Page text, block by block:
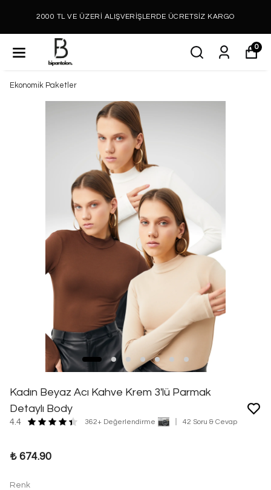
2000 TL VE ÜZERİ ALIŞVERİŞLERDE ÜCRETSİZ KARGO
0
Ekonomik Paketler
Kadın Beyaz Acı Kahve Krem 3'lü Parmak
Detaylı Body
4.4 362+ Değerlendirme 42 Soru & Cevap
₺ 674.90
Renk